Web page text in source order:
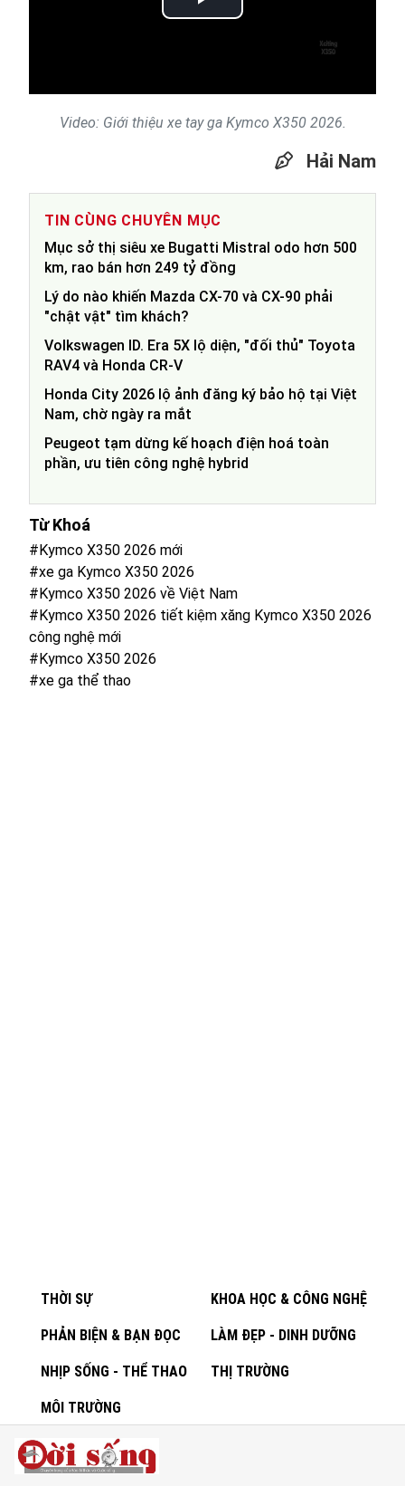
Play
Video: Giới thiệu xe tay ga Kymco X350 2026.
Hải Nam
TIN CÙNG CHUYÊN MỤC
Mục sở thị siêu xe Bugatti Mistral odo hơn 500
km, rao bán hơn 249 tỷ đồng
Lý do nào khiến Mazda CX-70 và CX-90 phải
"chật vật" tìm khách?
Volkswagen ID. Era 5X lộ diện, "đối thủ" Toyota
RAV4 và Honda CR-V
Honda City 2026 lộ ảnh đăng ký bảo hộ tại Việt
Nam, chờ ngày ra mắt
Peugeot tạm dừng kế hoạch điện hoá toàn
phần, ưu tiên công nghệ hybrid
Từ Khoá
#Kymco X350 2026 mới
#xe ga Kymco X350 2026
#Kymco X350 2026 về Việt Nam
#Kymco X350 2026 tiết kiệm xăng Kymco X350 2026
công nghệ mới
#Kymco X350 2026
#xe ga thể thao
THỜI SỰ KHOA HỌC & CÔNG NGHỆ
PHẢN BIỆN & BẠN ĐỌC LÀM ĐẸP - DINH DƯỠNG
NHỊP SỐNG - THỂ THAO THỊ TRƯỜNG
MÔI TRƯỜNG